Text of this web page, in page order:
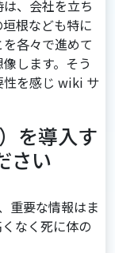
、会社を立ち
根なども特に
各々で進めて
します。そう
性を感じ wiki サ
を導入す
さい
重要な情報はま
なく死に体の